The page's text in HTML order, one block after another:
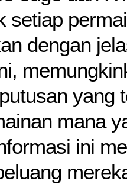
setiap
dengan
yang
mana
ini